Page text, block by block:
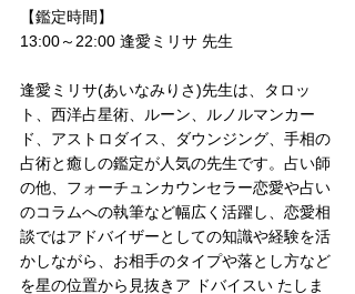
【鑑定時間】
13:00～22:00 逢愛ミリサ 先生
逢愛ミリサ(あいなみりさ)先生は、タロッ
ト、西洋占星術、ルーン、ルノルマンカー
ド、アストロダイス、ダウンジング、手相の
占術と癒しの鑑定が人気の先生です。占い師
の他、フォーチュンカウンセラー恋愛や占い
のコラムへの執筆など幅広く活躍し、恋愛相
談ではアドバイザーとしての知識や経験を活
かしながら、お相手のタイプや落とし方など
を星の位置から見抜きア ドバイスい たしま